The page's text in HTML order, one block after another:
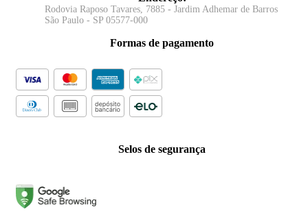
Rodovia Raposo Tavares, 7885 - Jardim Adhemar de Barros
São Paulo - SP 05577-000
Formas de pagamento
Selos de segurança